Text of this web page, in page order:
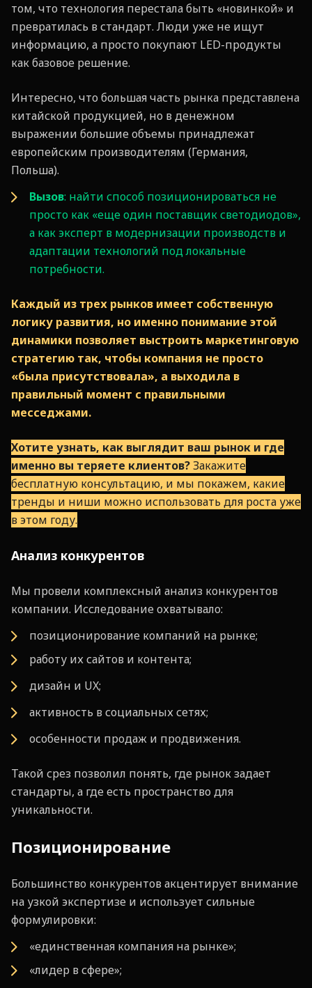
том, что технология перестала быть «новинкой» и
превратилась в стандарт. Люди уже не ищут
информацию, а просто покупают LED-продукты
как базовое решение.
Интересно, что большая часть рынка представлена
китайской продукцией, но в денежном
выражении большие объемы принадлежат
европейским производителям (Германия,
Польша).
Вызов: найти способ позиционироваться не
просто как «еще один поставщик светодиодов»,
а как эксперт в модернизации производств и
адаптации технологий под локальные
потребности.
Каждый из трех рынков имеет собственную
логику развития, но именно понимание этой
динамики позволяет выстроить маркетинговую
стратегию так, чтобы компания не просто
«была присутствовала», а выходила в
правильный момент с правильными
месседжами.
Хотите узнать, как выглядит ваш рынок и где
именно вы теряете клиентов?Закажите
бесплатную консультацию, и мы покажем, какие
тренды и ниши можно использовать для роста уже
в этом году.
Анализ конкурентов
Мы провели комплексный анализ конкурентов
компании. Исследование охватывало:
позиционирование компаний на рынке;
работу их сайтов и контента;
дизайн и UX;
активность в социальных сетях;
особенности продаж и продвижения.
Такой срез позволил понять, где рынок задает
стандарты, а где есть пространство для
уникальности.
Позиционирование
Большинство конкурентов акцентирует внимание
на узкой экспертизе и использует сильные
формулировки:
«единственная компания на рынке»;
«лидер в сфере»;